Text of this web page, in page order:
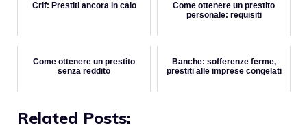
Crif: Prestiti ancora in calo
Come ottenere un prestito
personale: requisiti
Come ottenere un prestito
senza reddito
Banche: sofferenze ferme,
prestiti alle imprese congelati
Related Posts: